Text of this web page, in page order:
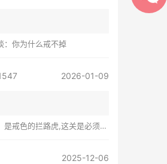
：你为什么戒不掉
2026-01-09
戒色的拦路虎,这关是必须过的
2025-12-06